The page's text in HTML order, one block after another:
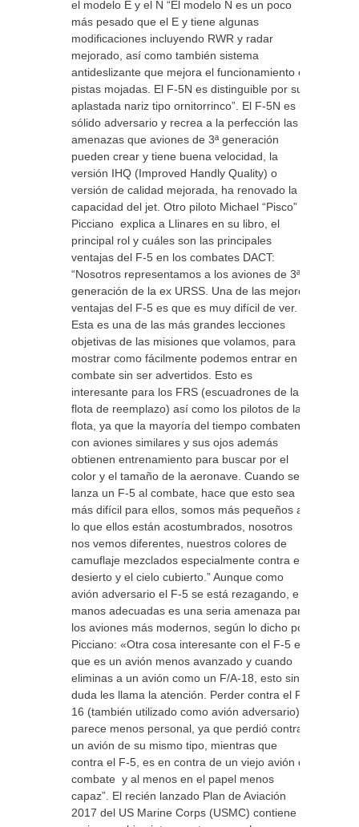
el modelo E y el N “El modelo N es un poco
más pesado que el E y tiene algunas
modificaciones incluyendo RWR y radar
mejorado, así como también sistema
antideslizante que mejora el funcionamiento en
pistas mojadas. El F-5N es distinguible por su
aplastada nariz tipo ornitorrinco”. El F-5N es un
sólido adversario y recrea a la perfección las
amenazas que aviones de 3ª generación
pueden crear y tiene buena velocidad, la
versión IHQ (Improved Handly Quality) o
versión de calidad mejorada, ha renovado la
capacidad del jet. Otro piloto Michael “Pisco”
Picciano explica a Llinares en su libro, el
principal rol y cuáles son las principales
ventajas del F-5 en los combates DACT:
“Nosotros representamos a los aviones de 3ª
generación de la ex URSS. Una de las mejores
ventajas del F-5 es que es muy difícil de ver.
Esta es una de las más grandes lecciones
objetivas de las misiones que volamos, para
mostrar como fácilmente podemos entrar en
combate sin ser advertidos. Esto es
interesante para los FRS (escuadrones de la
flota de reemplazo) así como los pilotos de la
flota, ya que la mayoría del tiempo combaten
con aviones similares y sus ojos además
obtienen entrenamiento para buscar por el
color y el tamaño de la aeronave. Cuando se
lanza un F-5 al combate, hace que esto sea
más difícil para ellos, somos más pequeños a
lo que ellos están acostumbrados, nosotros
nos vemos diferentes, nuestros colores de
camuflaje mezclados especialmente contra el
desierto y el cielo cubierto.” Aunque como
avión adversario el F-5 se está rezagando, en
manos adecuadas es una seria amenaza para
los aviones más modernos, según lo dicho por
Picciano: «Otra cosa interesante con el F-5 es
que es un avión menos avanzado y cuando
eliminas a un avión como un F/A-18, esto sin
duda les llama la atención. Perder contra el F-
16 (también utilizado como avión adversario)
parece menos personal, ya que perdió contra
un avión de su mismo tipo, mientras que
contra el F-5, es en contra de un viejo avión de
combate y al menos en el papel menos
capaz”. El recién lanzado Plan de Aviación
2017 del US Marine Corps (USMC) contiene